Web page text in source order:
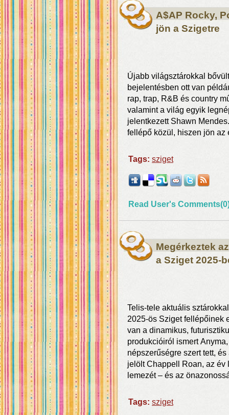
A$AP Rocky,
jön a Szigetre
Újabb világsztárokkal
bejelentésben ott van
rap, trap, R&B és country
valamint a világ egyik
jelentkezett Shawn
fellépő közül, hiszen jön
Tags: sziget
Read User's
Megérkeztek
a Sziget 2025-
Telis-tele aktuális
2025-ös Sziget fellépőinek
van a dinamikus,
produkcióiról ismert
népszerűségre szert tett,
jelölt Chappell Roan, az év
lemezét – és az
Tags: sziget